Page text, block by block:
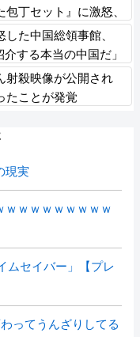
丁セット』に激怒、
い」と言い張るも……
た中国総領事館、
介する本当の中国だ」
射殺映像が公開され
たことが発覚
現実
ｗｗｗｗｗｗｗｗ
ムセイバー」【プレ
ってうんざりしてる